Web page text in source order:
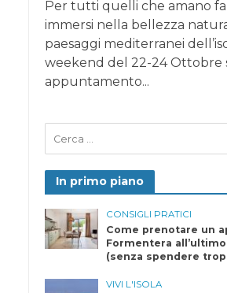
Per tutti quelli che amano
immersi nella bellezza
paesaggi mediterranei
weekend del 22-24 Ottobre
appuntamento...
In primo piano
CONSIGLI PRATICI
Come prenotare un
Formentera
(senza spendere
VIVI L'ISOLA